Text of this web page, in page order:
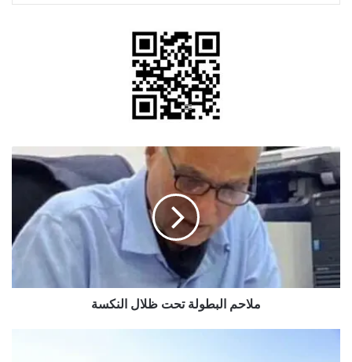
ملاحم
البطولة
تحت
ظلال
النكسة
ملاحم البطولة تحت ظلال النكسة